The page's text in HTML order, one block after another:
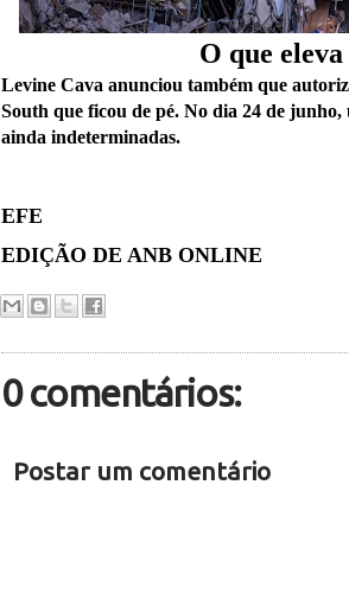
O que
Levine Cava anunciou também que
South que ficou de pé. No dia 24 de
ainda indeterminadas.
EFE
EDIÇÃO DE ANB ONLINE
0 comentários:
Postar um comentário